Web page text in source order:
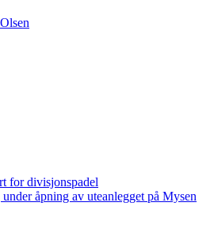
for divisjonspadel
under åpning av uteanlegget på Mysen